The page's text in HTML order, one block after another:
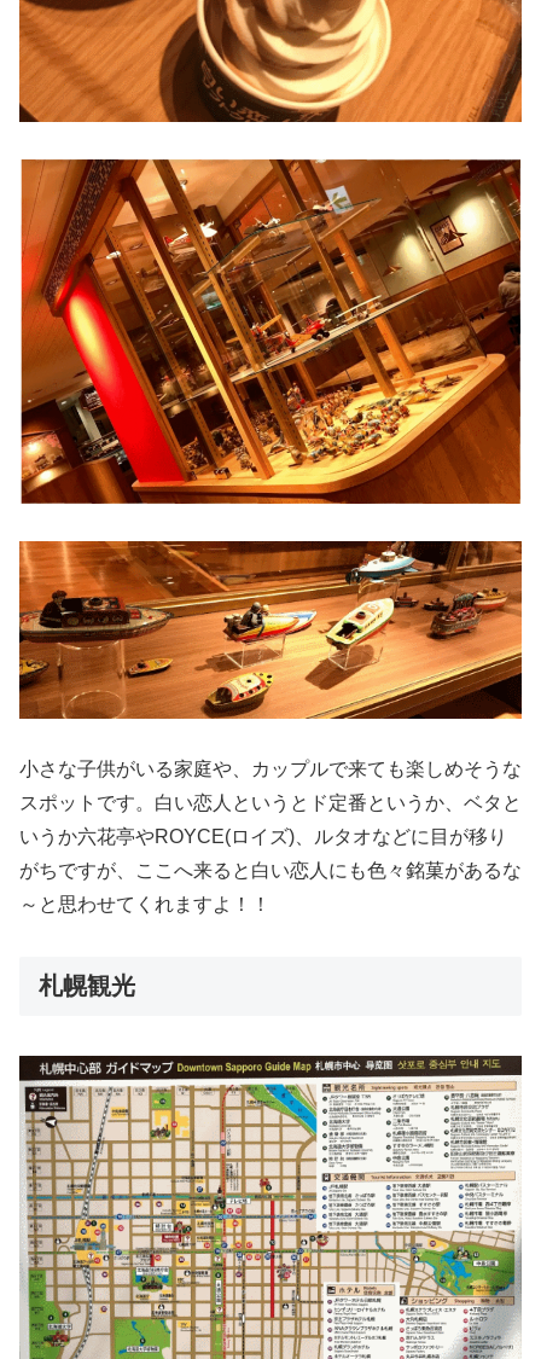
小さな子供がいる家庭や、カップルで来ても楽しめそうな
スポットです。白い恋人というとド定番というか、ベタと
いうか六花亭やROYCE(ロイズ)、ルタオなどに目が移り
がちですが、ここへ来ると白い恋人にも色々銘菓があるな
～と思わせてくれますよ！！
札幌観光